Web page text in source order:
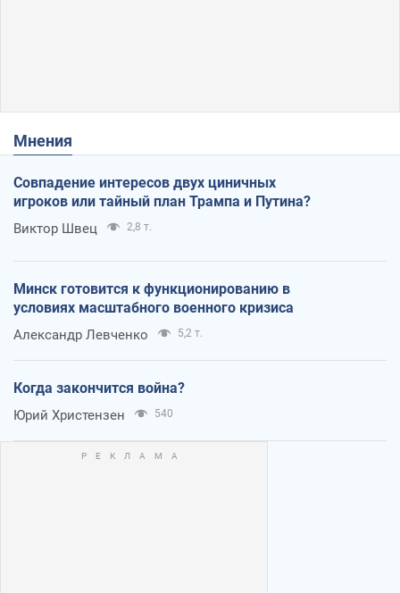
Мнения
Совпадение интересов двух циничных
игроков или тайный план Трампа и Путина?
Виктор Швец 2,8 т.
Минск готовится к функционированию в
условиях масштабного военного кризиса
Александр Левченко 5,2 т.
Когда закончится война?
Юрий Христензен 540